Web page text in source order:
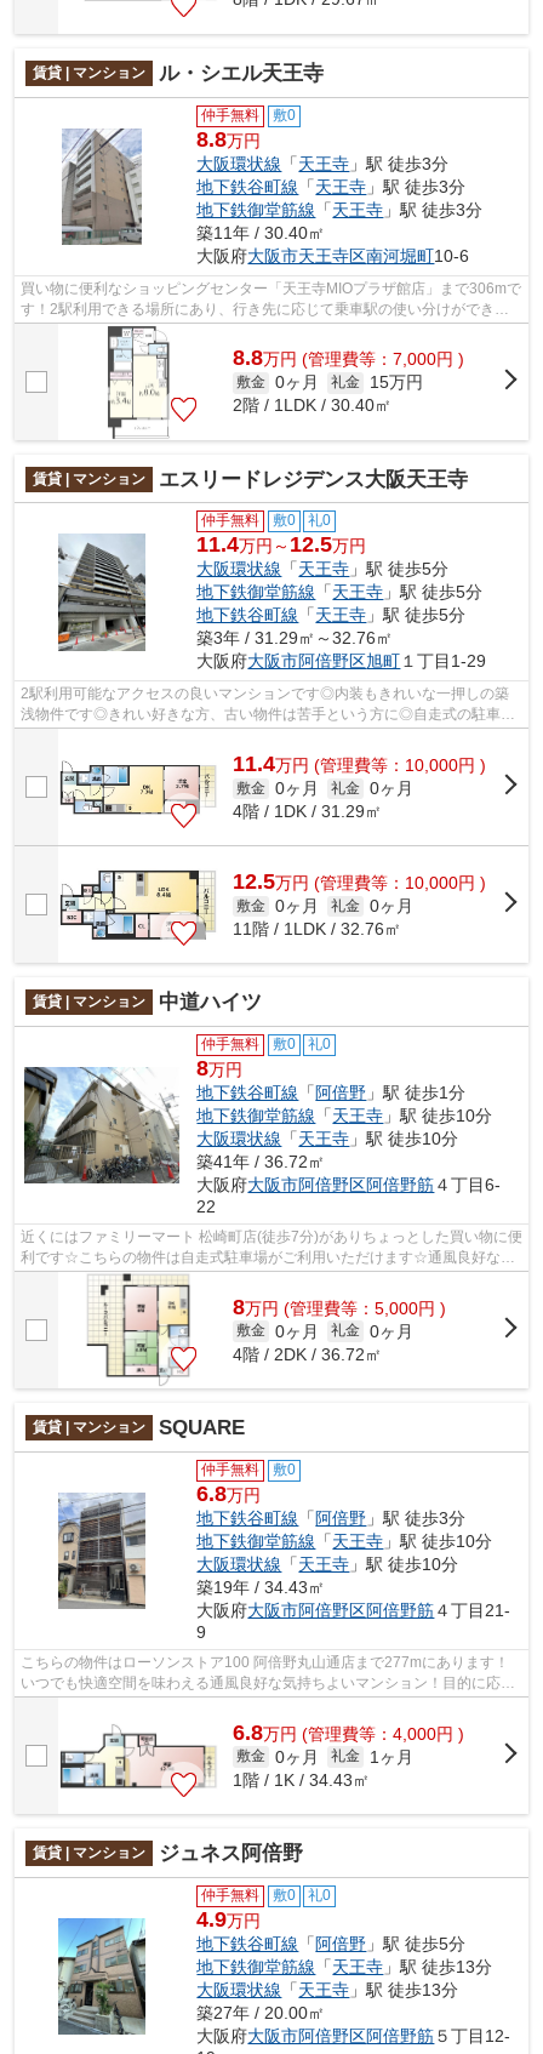
賃貸 | マンション ル・シエル天王寺
仲手無料 敷0
8.8万円
大阪環状線 「天王寺 」駅 徒歩3分
地下鉄谷町線 「天王寺 」駅 徒歩3分
地下鉄御堂筋線 「天王寺 」駅 徒歩3分
築11年 / 30.40㎡
大阪府大阪市天王寺区南河堀町10-6
買い物に便利なショッピングセンター「天王寺MIOプラザ館店」まで306mで
す！2駅利用できる場所にあり、行き先に応じて乗車駅の使い分けができま
す！防犯対策もバッチリなマンションタ...
8.8万円 (管理費等：7,000円 )
敷金 0ヶ月 礼金
15万円
2階 / 1LDK / 30.40㎡
賃貸 | マンション エスリードレジデンス大阪天王寺
仲手無料 敷0 礼0
11.4万円～ 12.5万円
大阪環状線 「天王寺 」駅 徒歩5分
地下鉄御堂筋線 「天王寺 」駅 徒歩5分
地下鉄谷町線 「天王寺 」駅 徒歩5分
築3年 / 31.29㎡～32.76㎡
大阪府大阪市阿倍野区旭町１丁目1-29
2駅利用可能なアクセスの良いマンションです◎内装もきれいな一押しの築
浅物件です◎きれい好きな方、古い物件は苦手という方に◎自走式の駐車場
11.4万円 (管理費等：10,000円 )
敷金 0ヶ月 礼金 0ヶ月
4階 / 1DK / 31.29㎡
12.5万円 (管理費等：10,000円 )
敷金 0ヶ月 礼金 0ヶ月
11階 / 1LDK / 32.76㎡
賃貸 | マンション 中道ハイツ
仲手無料 敷0 礼0
8万円
地下鉄谷町線 「 阿倍野 」駅 徒歩1分
地下鉄御堂筋線 「天王寺 」駅 徒歩10分
大阪環状線 「天王寺 」駅 徒歩10分
築41年 / 36.72㎡
大阪府大阪市阿倍野区阿倍野筋４丁目6-
22
近くにはファミリーマート 松崎町店(徒歩7分)がありちょっとした買い物に便
利です☆こちらの物件は自走式駐車場がご利用いただけます☆通風良好な物
件です☆当社イチオシの物件の「中道ハ...
8万円 (管理費等：5,000円 )
敷金 0ヶ月 礼金 0ヶ月
4階 / 2DK / 36.72㎡
賃貸 | マンション SQUARE
仲手無料 敷0
6.8万円
地下鉄谷町線 「 阿倍野 」駅 徒歩3分
地下鉄御堂筋線 「天王寺 」駅 徒歩10分
大阪環状線 「天王寺 」駅 徒歩10分
築19年 / 34.43㎡
大阪府大阪市阿倍野区阿倍野筋４丁目21-
9
こちらの物件はローソンストア100 阿倍野丸山通店まで277mにあります！
いつでも快適空間を味わえる通風良好な気持ちよいマンション！目的に応じ
6.8万円 (管理費等：4,000円 )
敷金 0ヶ月 礼金
1ヶ月
1階 / 1K / 34.43㎡
賃貸 | マンション ジュネス阿倍野
仲手無料 敷0 礼0
4.9万円
地下鉄谷町線 「 阿倍野 」駅 徒歩5分
地下鉄御堂筋線 「天王寺 」駅 徒歩13分
大阪環状線 「天王寺 」駅 徒歩13分
築27年 / 20.00㎡
大阪府大阪市阿倍野区阿倍野筋５丁目12-